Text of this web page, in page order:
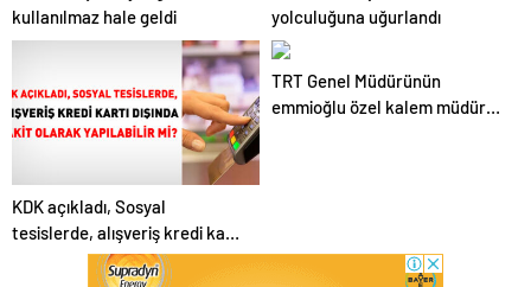
kullanılmaz hale geldi
yolculuğuna uğurlandı
KDK açıkladı, Sosyal
tesislerde, alışveriş kredi kartı
dışında nakit olarak yapılabilir
TRT Genel Müdürünün
emmioğlu özel kalem müdürü